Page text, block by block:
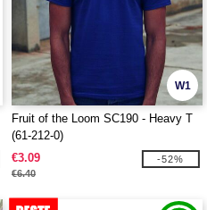
W1
Fruit of the Loom SC190 - Heavy T
(61-212-0)
€3.09
€6.40
-52%